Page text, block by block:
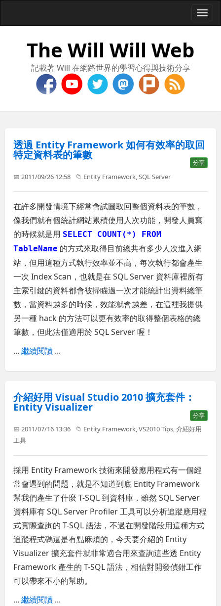
The Will Will Web
記載著 Will 在網路世界的學習心得與技術分享
透過 Entity Framework 如何有效率的取回
特定資料表的筆數
分享
📅 2011/09/26 12:58 📁 Entity Framework ,SQL Server
在許多開發情境下經常會試圖取回整個資料表的筆數，
像我們就有個統計網站累積使用人次功能，開發人員寫
的時候就是用 SELECT COUNT(*) FROM
TableName 的方式來取得目前總共有多少人次進入網
站，但用這種方式執行效率並不高，每次執行都會產生
一次 Index Scan，也就是在 SQL Server 資料庫裡所有
主索引鍵的資料都會被掃瞄過一次才能統計出資料總筆
數，當資料越多的時候，效能就會越差，在這裡我提供
另一種 hack 的方法可以更有效率的取得整個表格的總
筆數，但此法僅適用於 SQL Server 喔！
...繼續閱讀 ...
介紹好用 Visual Studio 2010 擴充套件：
Entity Visualizer
分享
📅 2011/07/16 13:36 📁 Entity Framework,VS2010 Tips,介紹好用
工具
採用 Entity Framework 技術來開發應用程式有一個經
常會遇到的問題，就是不知道到底 Entity Framework
幫我們產生了什麼 T-SQL 到資料庫，雖然 SQL Server
資料庫有 SQL Server Profiler 工具可以分析追蹤應用程
式實際查詢的 T-SQL 語法，不過在開發階段用這種方式
追蹤程式碼還是有點麻煩的，今天要介紹的 Entity
Visualizer 擴充套件就非常適合用來查詢這些透 Entity
Framework 產生的 T-SQL 語法，相信對開發偵錯工作
可以帶來不小的幫助。
...繼續閱讀 ...